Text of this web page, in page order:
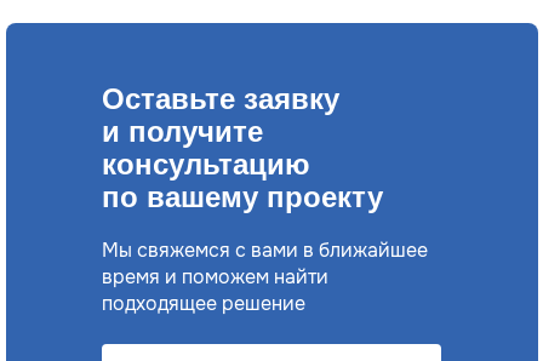
Оставьте заявку
и получите
консультацию
по вашему проекту
Мы свяжемся с вами в ближайшее
время и поможем найти
подходящее решение